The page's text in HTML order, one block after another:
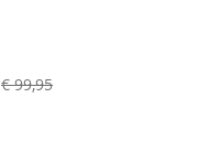
€ 99,95